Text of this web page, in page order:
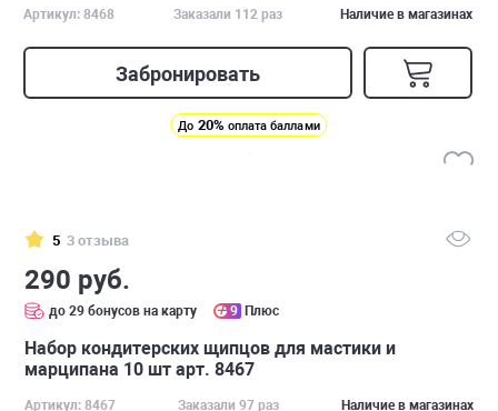
Артикул: 8468 Заказали 112 раз Наличие в магазинах
Забронировать
До 20% оплата баллами
5 3 отзыва
290 руб.
до 29 бонусов на карту 9 Плюс
Набор кондитерских щипцов для мастики и
марципана 10 шт арт. 8467
Артикул: 8467 Заказали 97 раз Наличие в магазинах